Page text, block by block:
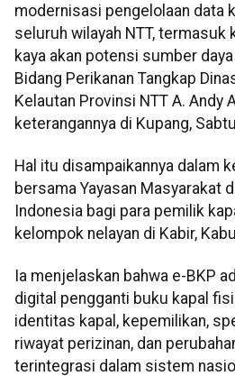
modernisasi pengelolaan data
seluruh wilayah NTT, termasuk
kaya akan potensi sumber daya
Bidang Perikanan Tangkap
Kelautan Provinsi NTT A. Andy
keterangannya di Kupang,
Hal itu disampaikannya dalam
bersama Yayasan Masyarakat
Indonesia bagi para pemilik
kelompok nelayan di Kabir,
Ia menjelaskan bahwa e-BKP
digital pengganti buku kapal
identitas kapal, kepemilikan,
riwayat perizinan, dan
terintegrasi dalam sistem